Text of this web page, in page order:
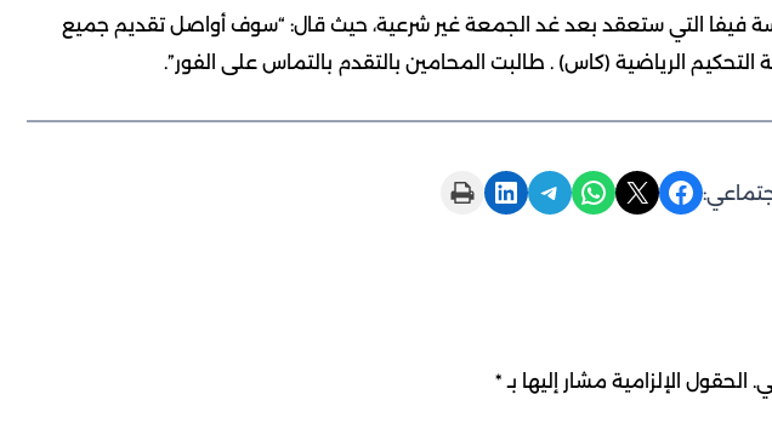
فيفا التي ستعقد بعد غد الجمعة غير شرعية، حيث قال: “سوف أواصل تقديم جميع
الرياضية (كاس) . طالبت المحامين بالتقدم بالتماس على الفور”.
Share on Facebook
Share on X
Share on WhatsApp
Share on Telegram
Share on LinkedIn
Print this Page
الحقول الإلزامية مشار إليها بـ *